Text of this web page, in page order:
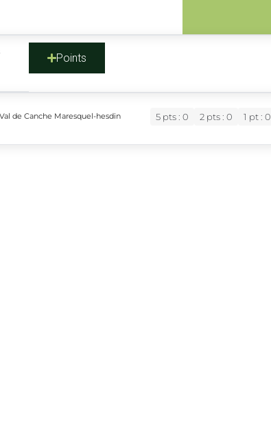
Points
5 pts : 0 2 pts : 0 1 pt : 0
de Canche Maresquel-hesdin